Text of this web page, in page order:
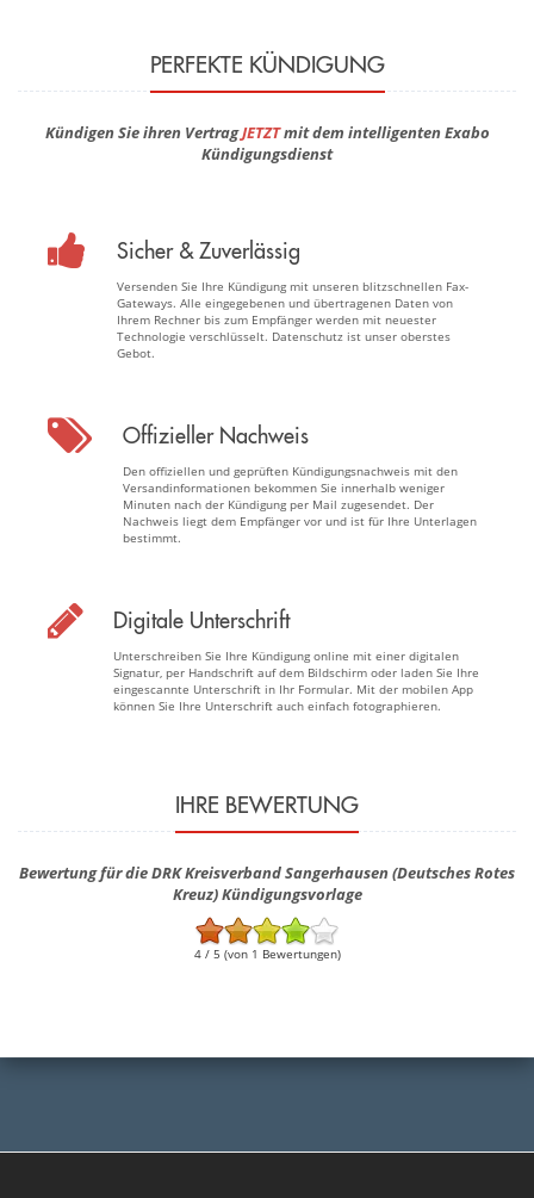
PERFEKTE KÜNDIGUNG
Kündigen Sie ihren VertragJETZTmit dem intelligenten Exabo
Kündigungsdienst
Sicher & Zuverlässig
Versenden Sie Ihre Kündigung mit unseren blitzschnellen Fax-
Gateways. Alle eingegebenen und übertragenen Daten von
Ihrem Rechner bis zum Empfänger werden mit neuester
Technologie verschlüsselt. Datenschutz ist unser oberstes
Gebot.
Offizieller Nachweis
Den offiziellen und geprüften Kündigungsnachweis mit den
Versandinformationen bekommen Sie innerhalb weniger
Minuten nach der Kündigung per Mail zugesendet. Der
Nachweis liegt dem Empfänger vor und ist für Ihre Unterlagen
bestimmt.
Digitale Unterschrift
Unterschreiben Sie Ihre Kündigung online mit einer digitalen
Signatur, per Handschrift auf dem Bildschirm oder laden Sie Ihre
eingescannte Unterschrift in Ihr Formular. Mit der mobilen App
können Sie Ihre Unterschrift auch einfach fotographieren.
IHRE BEWERTUNG
Bewertung für die DRK Kreisverband Sangerhausen (Deutsches Rotes
Kreuz) Kündigungsvorlage
4 / 5 (von 1 Bewertungen)